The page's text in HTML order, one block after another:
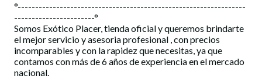
°-----------------------------------------------------------------
-----------------------°
Somos Exótico Placer, tienda oficial y queremos brindarte
el mejor servicio y asesoria profesional , con precios
incomparables y con la rapidez que necesitas, ya que
contamos con más de 6 años de experiencia en el mercado
nacional.